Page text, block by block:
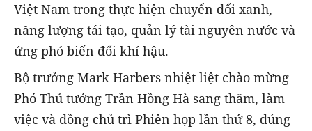
Việt Nam trong thực hiện chuyển đổi xanh,
năng lượng tái tạo, quản lý tài nguyên nước và
ứng phó biến đổi khí hậu.
Bộ trưởng Mark Harbers nhiệt liệt chào mừng
Phó Thủ tướng Trần Hồng Hà sang thăm, làm
việc và đồng chủ trì Phiên họp lần thứ 8, đúng